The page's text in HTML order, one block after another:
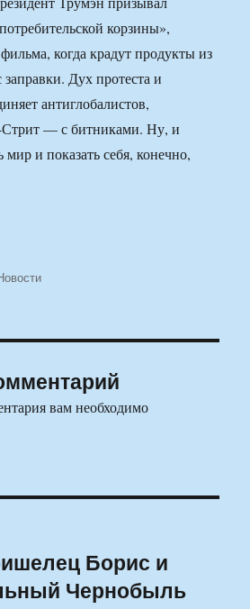
корзины»,
когда крадут продукты из
Дух протеста и
антиглобалистов,
Стрит — с битниками. Ну, и
и показать себя, конечно,
вам необходимо
Борис и
Чернобыль